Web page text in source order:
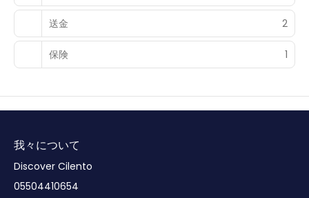
送金 2
保険 1
我々について
Discover Cilento
05504410654